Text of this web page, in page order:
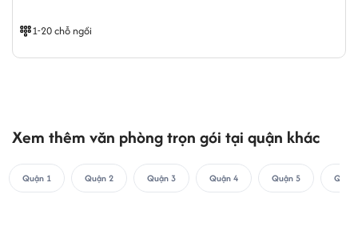
lKhu đtặ bảng tên và doanh ghiệp tại Replus Coworking Sapce.
Khu vực co-working space/ chỗ ngồi chia sẻ tại Replus:
1-20 chỗ ngồi
Xem thêm văn phòng trọn gói tại quận khác
Quận 1 Quận 2 Quận 3 Quận 4 Quận 5 Quận